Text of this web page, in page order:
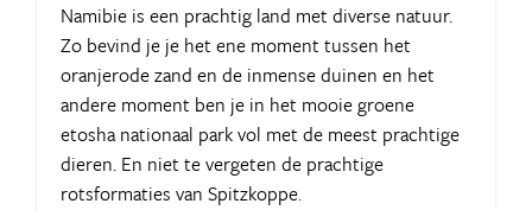
Namibie is een prachtig land met diverse natuur.
Zo bevind je je het ene moment tussen het
oranjerode zand en de inmense duinen en het
andere moment ben je in het mooie groene
etosha nationaal park vol met de meest prachtige
dieren. En niet te vergeten de prachtige
rotsformaties van Spitzkoppe.